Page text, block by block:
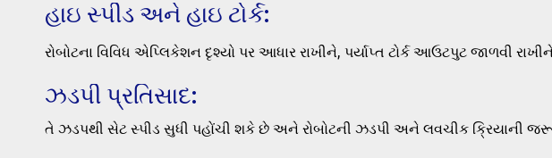
હાઇ સ્પીડ અને હાઇ ટોર્ક:
રોબોટના વિવિધ એપ્લિકેશન દૃશ્યો પર આધાર રાખીને, પર્યાપ્ત ટોર્ક આઉટપુટ જાળવી
ઝડપી પ્રતિસાદ:
તે ઝડપથી સેટ સ્પીડ સુધી પહોંચી શકે છે અને રોબોટની ઝડપી અને લવચીક ક્રિયાની